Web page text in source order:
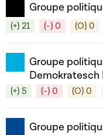
Groupe
(+) 21 (-) 0 (O) 0
Groupe
Demokratesch
(+) 5 (-) 0 (O) 0
Groupe